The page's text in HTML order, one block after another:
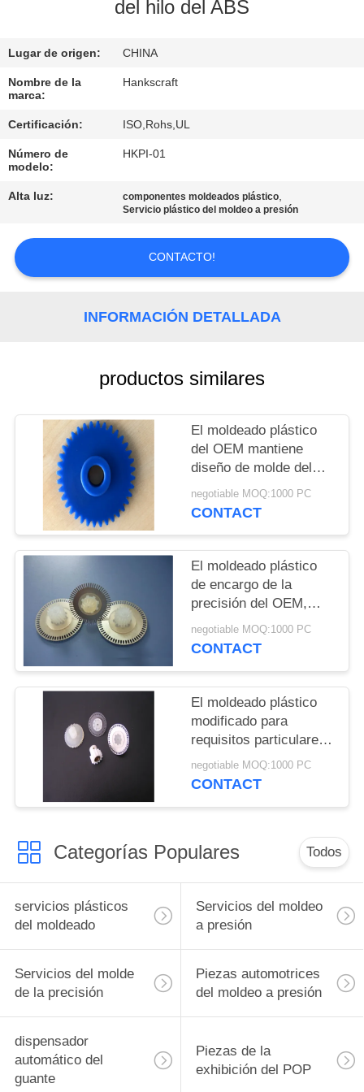
DE
CALIDAD
EN
CONTACTO
PIDA
SITIO
PRIVACY
POLICY
del hilo del ABS
Lugar de origen: CHINA
Nombre de la
marca:
Hankscraft
Certificación: ISO,Rohs,UL
Número de
modelo:
HKPI-01
Alta luz: componentes moldeados plástico,
Servicio plástico del moldeo a presión
CONTACTO!
INFORMACIÓN DETALLADA
productos similares
El moldeado plástico
del OEM mantiene
diseño de molde del
engranaje de la alta
precisión POM de
negotiable MOQ:1000 PC
CONTACT
El moldeado plástico
de encargo de la
precisión del OEM,
pequeño plástico
adapta la anchura 25m
negotiable MOQ:1000 PC
CONTACT
El moldeado plástico
modificado para
requisitos particulares
del color mantiene el
nilón/el color
negotiable MOQ:1000 PC
CONTACT
Categorías Populares Todos
servicios plásticos
del moldeado
Servicios del moldeo
a presión
Servicios del molde
de la precisión
Piezas automotrices
del moldeo a presión
dispensador
automático del
guante
Piezas de la
exhibición del POP